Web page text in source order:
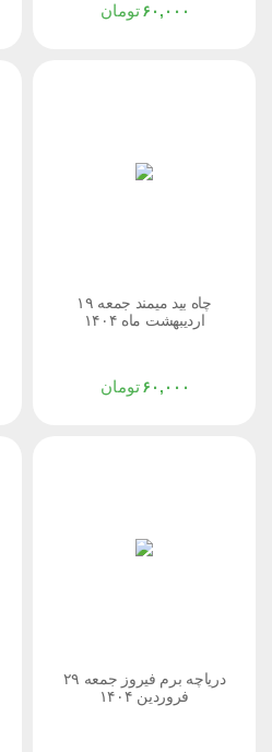
تومان ۶۰,۰۰۰
چاه بید میمند جمعه ۱۹
اردیبهشت ماه ۱۴۰۴
تومان ۶۰,۰۰۰
دریاچه برم فیروز جمعه ۲۹
فروردین ۱۴۰۴